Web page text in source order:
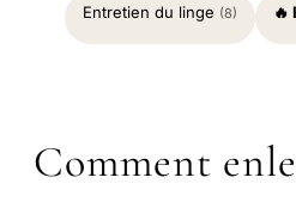
Entretien du linge (8) 🔥
Comment